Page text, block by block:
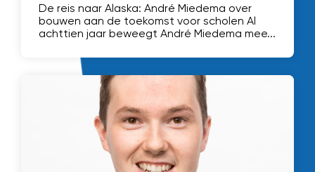
De reis naar Alaska: André Miedema over
bouwen aan de toekomst voor scholen Al
achttien jaar beweegt André Miedema mee...